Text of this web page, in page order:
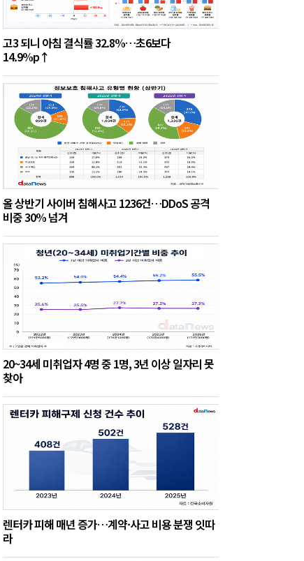
고3 되니 아침 결식률 32.8%…초6보다
14.9%p↑
올 상반기 사이버 침해사고 1236건…DDoS 공격
비중 30% 넘겨
20~34세 미취업자 4명 중 1명, 3년 이상 일자리 못
찾아
렌터카 피해 매년 증가…계약·사고 비용 분쟁 잇따
라